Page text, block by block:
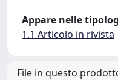
Appare nelle
1.1 Articolo in rivista
File in questo